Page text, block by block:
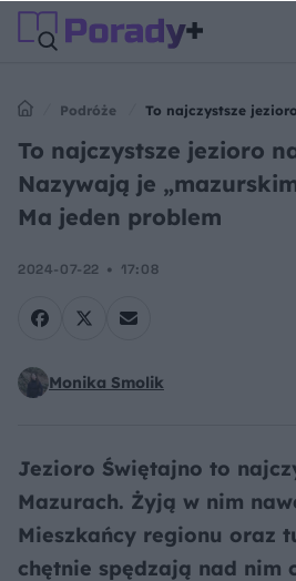
Podróże
To najczystsze
„mazurskimi Malediwami”. Ma jeden
To najczystsze jezioro
Nazywają je
Ma jeden problem
2024-07-22 17:08
Monika Smolik
Jezioro Świętajno to
Mazurach. Żyją w nim
Mieszkańcy regionu oraz
chętnie spędzają nad nim